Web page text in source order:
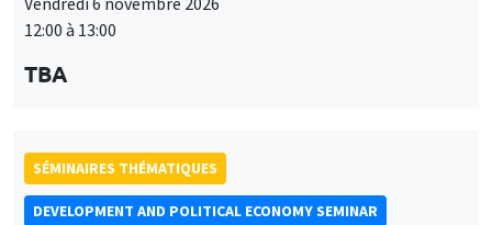
12:00 à 13:00
TBA
SÉMINAIRES THÉMATIQUES
DEVELOPMENT AND POLITICAL ECONOMY SEMINAR